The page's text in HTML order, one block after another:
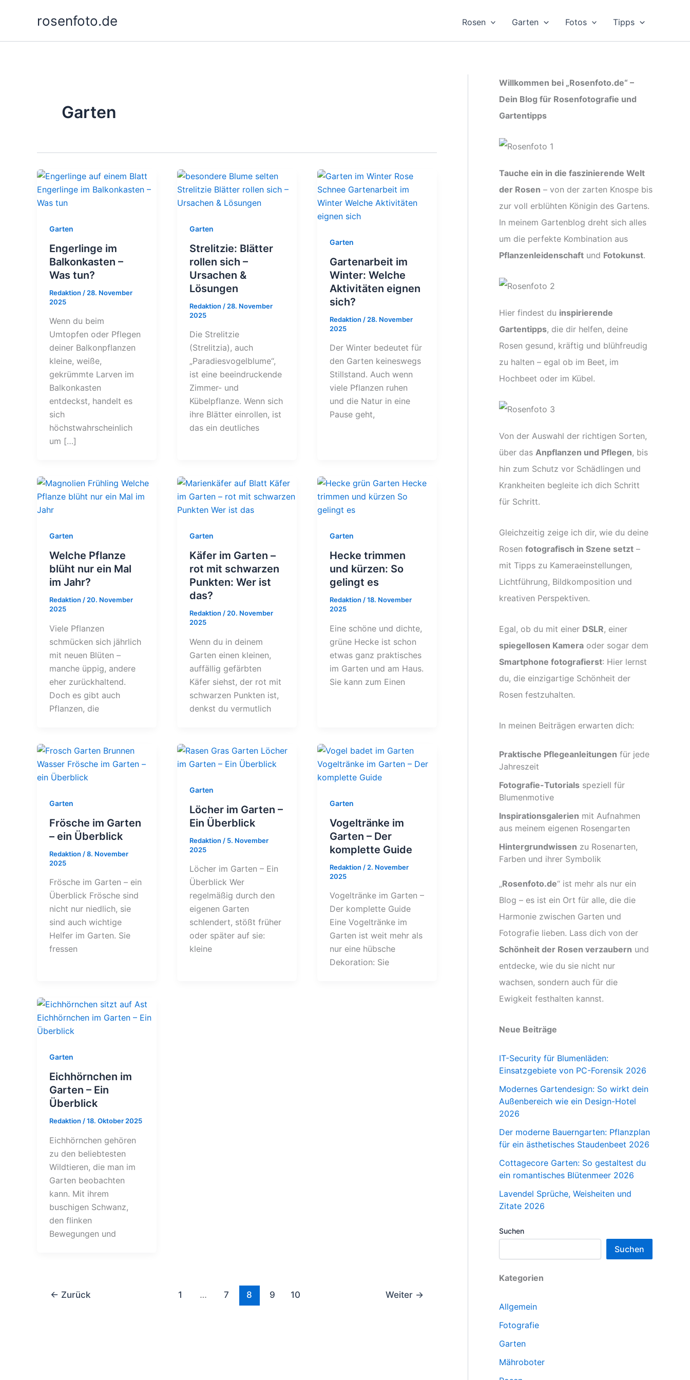
rosenfoto.de Rosen Garten Fotos Tipps
Garten
Garten
Engerlinge im
Balkonkasten –
Was tun?
Redaktion / 28. November
2025
Wenn du beim
Umtopfen oder Pflegen
deiner Balkonpflanzen
kleine, weiße,
gekrümmte Larven im
Balkonkasten
entdeckst, handelt es
sich
höchstwahrscheinlich
um […]
Garten
Strelitzie: Blätter
rollen sich –
Ursachen &
Lösungen
Redaktion / 28. November
2025
Die Strelitzie
(Strelitzia), auch
„Paradiesvogelblume“,
ist eine beeindruckende
Zimmer- und
Kübelpflanze. Wenn sich
ihre Blätter einrollen, ist
das ein deutliches
Garten
Gartenarbeit im
Winter: Welche
Aktivitäten eignen
sich?
Redaktion / 28. November
2025
Der Winter bedeutet für
den Garten keineswegs
Stillstand. Auch wenn
viele Pflanzen ruhen
und die Natur in eine
Pause geht,
Garten
Welche Pflanze
blüht nur ein Mal
im Jahr?
Redaktion / 20. November
2025
Viele Pflanzen
schmücken sich jährlich
mit neuen Blüten –
manche üppig, andere
eher zurückhaltend.
Doch es gibt auch
Pflanzen, die
Garten
Käfer im Garten –
rot mit schwarzen
Punkten: Wer ist
das?
Redaktion / 20. November
2025
Wenn du in deinem
Garten einen kleinen,
auffällig gefärbten
Käfer siehst, der rot mit
schwarzen Punkten ist,
denkst du vermutlich
Garten
Hecke trimmen
und kürzen: So
gelingt es
Redaktion /18. November
2025
Eine schöne und dichte,
grüne Hecke ist schon
etwas ganz praktisches
im Garten und am Haus.
Sie kann zum Einen
Garten
Frösche im Garten
– ein Überblick
Redaktion /8. November
2025
Frösche im Garten – ein
Überblick Frösche sind
nicht nur niedlich, sie
sind auch wichtige
Helfer im Garten. Sie
fressen
Garten
Löcher im Garten –
Ein Überblick
Redaktion / 5. November
2025
Löcher im Garten – Ein
Überblick Wer
regelmäßig durch den
eigenen Garten
schlendert, stößt früher
oder später auf sie:
kleine
Garten
Vogeltränke im
Garten – Der
komplette Guide
Redaktion / 2. November
2025
Vogeltränke im Garten –
Der komplette Guide
Eine Vogeltränke im
Garten ist weit mehr als
nur eine hübsche
Dekoration: Sie
Garten
Eichhörnchen im
Garten – Ein
Überblick
Redaktion /18. Oktober 2025
Eichhörnchen gehören
zu den beliebtesten
Wildtieren, die man im
Garten beobachten
kann. Mit ihrem
buschigen Schwanz,
den flinken
Bewegungen und
← Zurück 1 … 7 8 9 10 Weiter →
Willkommen bei „Rosenfoto.de“ –
Dein Blog für Rosenfotografie und
Gartentipps
Tauche ein in die faszinierende Welt
der Rosen – von der zarten Knospe bis
zur voll erblühten Königin des Gartens.
In meinem Gartenblog dreht sich alles
um die perfekte Kombination aus
Pflanzenleidenschaft und Fotokunst.
Hier findest du inspirierende
Gartentipps, die dir helfen, deine
Rosen gesund, kräftig und blühfreudig
zu halten – egal ob im Beet, im
Hochbeet oder im Kübel.
Von der Auswahl der richtigen Sorten,
über das Anpflanzen und Pflegen, bis
hin zum Schutz vor Schädlingen und
Krankheiten begleite ich dich Schritt
für Schritt.
Gleichzeitig zeige ich dir, wie du deine
Rosen fotografisch in Szene setzt –
mit Tipps zu Kameraeinstellungen,
Lichtführung, Bildkomposition und
kreativen Perspektiven.
Egal, ob du mit einer DSLR, einer
spiegellosen Kamera oder sogar dem
Smartphone fotografierst: Hier lernst
du, die einzigartige Schönheit der
Rosen festzuhalten.
In meinen Beiträgen erwarten dich:
Praktische Pflegeanleitungen für jede
Jahreszeit
Fotografie-Tutorials speziell für
Blumenmotive
Inspirationsgalerien mit Aufnahmen
aus meinem eigenen Rosengarten
Hintergrundwissen zu Rosenarten,
Farben und ihrer Symbolik
„Rosenfoto.de“ ist mehr als nur ein
Blog – es ist ein Ort für alle, die die
Harmonie zwischen Garten und
Fotografie lieben. Lass dich von der
Schönheit der Rosen verzaubern und
entdecke, wie du sie nicht nur
wachsen, sondern auch für die
Ewigkeit festhalten kannst.
Neue Beiträge
IT-Security für Blumenläden:
Einsatzgebiete von PC-Forensik 2026
Modernes Gartendesign: So wirkt dein
Außenbereich wie ein Design-Hotel
2026
Der moderne Bauerngarten: Pflanzplan
für ein ästhetisches Staudenbeet 2026
Cottagecore Garten: So gestaltest du
ein romantisches Blütenmeer 2026
Lavendel Sprüche, Weisheiten und
Zitate 2026
Suchen
Suchen
Kategorien
Allgemein
Fotografie
Garten
Mähroboter